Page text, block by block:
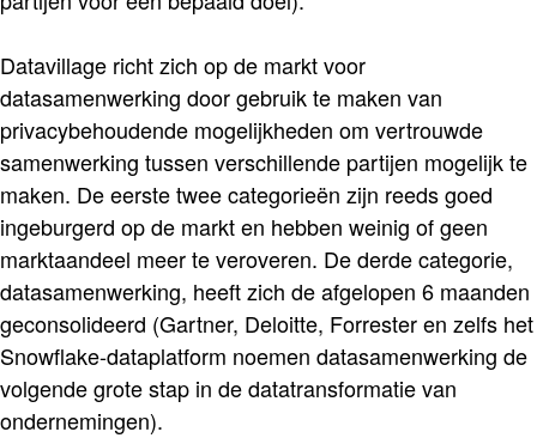
Datavillage richt zich op de markt voor
datasamenwerking door gebruik te maken van
privacybehoudende mogelijkheden om vertrouwde
samenwerking tussen verschillende partijen mogelijk te
maken. De eerste twee categorieën zijn reeds goed
ingeburgerd op de markt en hebben weinig of geen
marktaandeel meer te veroveren. De derde categorie,
datasamenwerking, heeft zich de afgelopen 6 maanden
geconsolideerd (Gartner, Deloitte, Forrester en zelfs het
Snowflake-dataplatform noemen datasamenwerking de
volgende grote stap in de datatransformatie van
ondernemingen).